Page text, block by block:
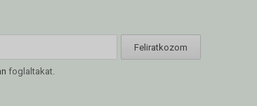
foglaltakat.